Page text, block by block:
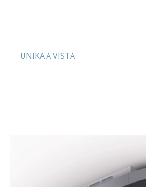
UNIKA A VISTA